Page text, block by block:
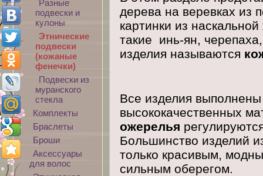
дерева на веревках из
картинки из
такие инь-ян,
изделия называются
Все изделия
высококачественных
ожерелья
Большинство изделий
только красивым,
сильным оберегом.
Разные
подвески и
кулоны
Этнические
подвески
(кожаные
фенечки)
Подвески из
муранского
стекла
Комплекты
Браслеты
Броши
Аксессуары
для волос